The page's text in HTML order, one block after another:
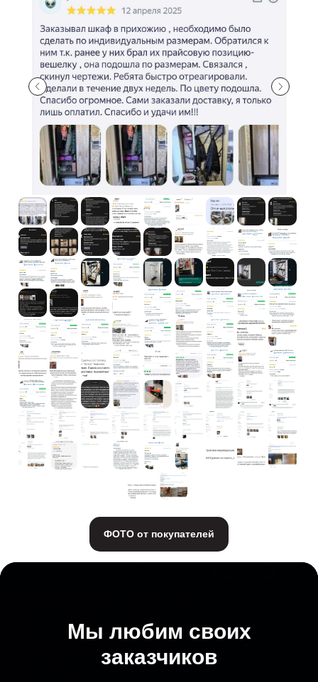
ФОТО от покупателей
Мы любим своих
заказчиков